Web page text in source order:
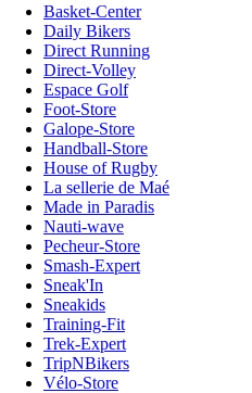
Basket-Center
Daily Bikers
Direct Running
Direct-Volley
Espace Golf
Foot-Store
Galope-Store
Handball-Store
House of Rugby
La sellerie de Maé
Made in Paradis
Nauti-wave
Pecheur-Store
Smash-Expert
Sneak'In
Sneakids
Training-Fit
Trek-Expert
TripNBikers
Vélo-Store